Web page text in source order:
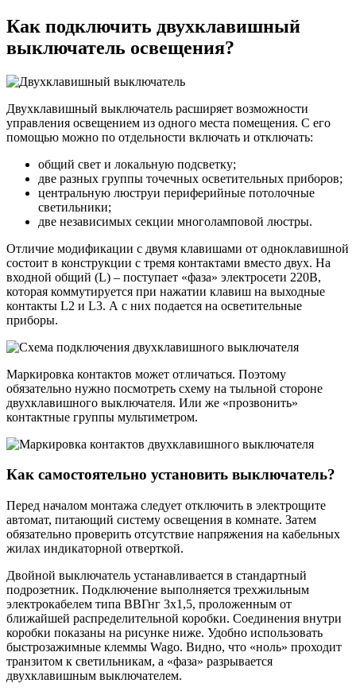
Как подключить двухклавишный
выключатель освещения?
Двухклавишный выключатель расширяет возможности
управления освещением из одного места помещения. С его
помощью можно по отдельности включать и отключать:
общий свет и локальную подсветку;
две разных группы точечных осветительных приборов;
центральную люструи периферийные потолочные
светильники;
две независимых секции многоламповой люстры.
Отличие модификации с двумя клавишами от одноклавишной
состоит в конструкции с тремя контактами вместо двух. На
входной общий (L) – поступает «фаза» электросети 220В,
которая коммутируется при нажатии клавиш на выходные
контакты L2 и L3. А с них подается на осветительные
приборы.
Маркировка контактов может отличаться. Поэтому
обязательно нужно посмотреть схему на тыльной стороне
двухклавишного выключателя. Или же «прозвонить»
контактные группы мультиметром.
Как самостоятельно установить выключатель?
Перед началом монтажа следует отключить в электрощите
автомат, питающий систему освещения в комнате. Затем
обязательно проверить отсутствие напряжения на кабельных
жилах индикаторной отверткой.
Двойной выключатель устанавливается в стандартный
подрозетник. Подключение выполняется трехжильным
электрокабелем типа ВВГнг 3х1,5, проложенным от
ближайшей распределительной коробки. Соединения внутри
коробки показаны на рисунке ниже. Удобно использовать
быстрозажимные клеммы Wago. Видно, что «ноль» проходит
транзитом к светильникам, а «фаза» разрывается
двухклавишным выключателем.